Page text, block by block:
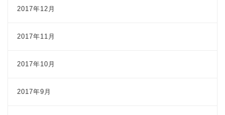
2017年12月
2017年11月
2017年10月
2017年9月